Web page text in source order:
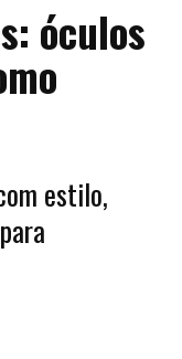
óculos
estilo,